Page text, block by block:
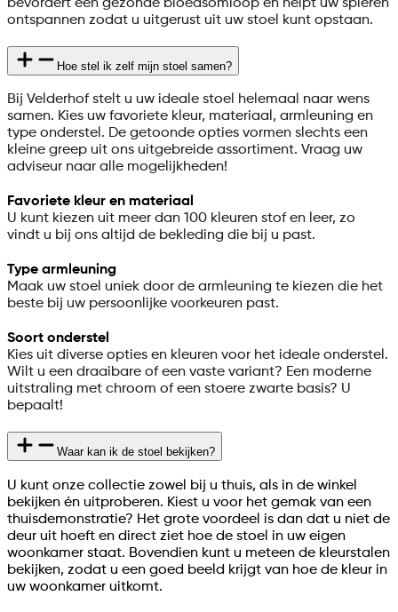
bevordert een gezonde bloedsomloop en helpt uw spieren
ontspannen zodat u uitgerust uit uw stoel kunt opstaan.
Hoe stel ik zelf mijn stoel samen?
Bij Velderhof stelt u uw ideale stoel helemaal naar wens
samen. Kies uw favoriete kleur, materiaal, armleuning en
type onderstel. De getoonde opties vormen slechts een
kleine greep uit ons uitgebreide assortiment. Vraag uw
adviseur naar alle mogelijkheden!
Favoriete kleur en materiaal
U kunt kiezen uit meer dan 100 kleuren stof en leer, zo
vindt u bij ons altijd de bekleding die bij u past.
Type armleuning
Maak uw stoel uniek door de armleuning te kiezen die het
beste bij uw persoonlijke voorkeuren past.
Soort onderstel
Kies uit diverse opties en kleuren voor het ideale onderstel.
Wilt u een draaibare of een vaste variant? Een moderne
uitstraling met chroom of een stoere zwarte basis? U
bepaalt!
Waar kan ik de stoel bekijken?
U kunt onze collectie zowel bij u thuis, als in de winkel
bekijken én uitproberen. Kiest u voor het gemak van een
thuisdemonstratie? Het grote voordeel is dan dat u niet de
deur uit hoeft en direct ziet hoe de stoel in uw eigen
woonkamer staat. Bovendien kunt u meteen de kleurstalen
bekijken, zodat u een goed beeld krijgt van hoe de kleur in
uw woonkamer uitkomt.